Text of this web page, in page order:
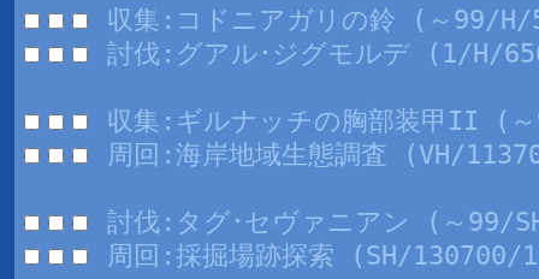
収集:コドニアガリの鈴 (～99/
討伐:グアル･ジグモルデ (1/H/
収集:ギルナッチの胸部装甲II (
周回:海岸地域生態調査 (VH/
討伐:タグ･セヴァニアン (～99/
周回:採掘場跡探索 (SH/130700/